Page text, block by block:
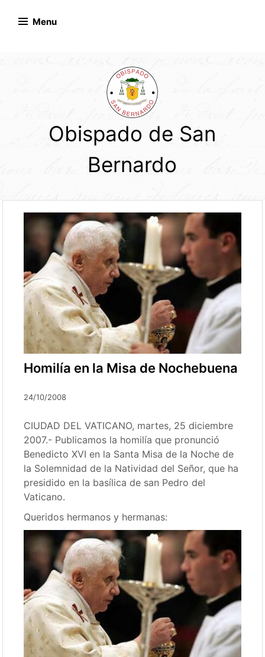
Menu
Obispado de San
Bernardo
Homilía en la Misa de Nochebuena
24/10/2008
CIUDAD DEL VATICANO, martes, 25 diciembre
2007.- Publicamos la homilía que pronunció
Benedicto XVI en la Santa Misa de la Noche de
la Solemnidad de la Natividad del Señor, que ha
presidido en la basílica de san Pedro del
Vaticano.
Queridos hermanos y hermanas: